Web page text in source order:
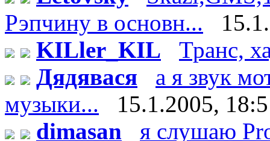
Рэпчину в основн...
KILler_KIL
Транс,
Дядявася
а я звук
музыки...
15.1.2005,
dimasan
я слушаю